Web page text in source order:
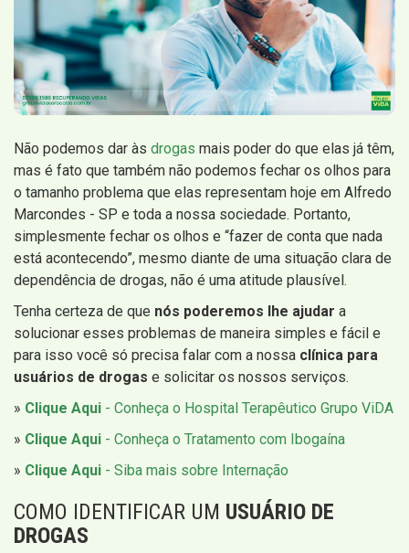
Não podemos dar às drogas mais poder do que elas já têm,
mas é fato que também não podemos fechar os olhos para
o tamanho problema que elas representam hoje em Alfredo
Marcondes - SP e toda a nossa sociedade. Portanto,
simplesmente fechar os olhos e “fazer de conta que nada
está acontecendo”, mesmo diante de uma situação clara de
dependência de drogas, não é uma atitude plausível.
Tenha certeza de que nós poderemos lhe ajudar a
solucionar esses problemas de maneira simples e fácil e
para isso você só precisa falar com a nossa clínica para
usuários de drogas e solicitar os nossos serviços.
» Clique Aqui - Conheça o Hospital Terapêutico Grupo ViDA
» Clique Aqui - Conheça o Tratamento com Ibogaína
» Clique Aqui - Siba mais sobre Internação
COMO IDENTIFICAR UM USUÁRIO DE
DROGAS